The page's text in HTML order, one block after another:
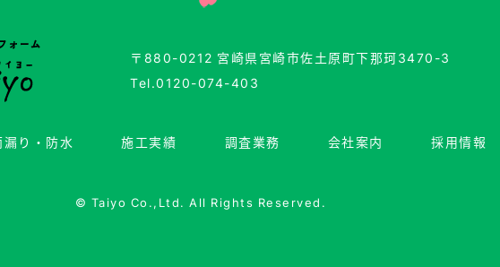
〒880-0212 宮崎県宮崎市佐土原町下那珂3470-3
Tel.0120-074-403
漏り・防水 施工実績 調査業務 会社案内 採用情報
© Taiyo Co.,Ltd. All Rights Reserved.